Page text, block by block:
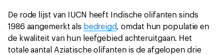
De rode lijst van IUCN heeft Indische olifanten sinds
1986 aangemerkt als bedreigd, omdat hun populatie en
de kwaliteit van hun leefgebied achteruitgaan. Het
totale aantal Aziatische olifanten is de afgelopen drie